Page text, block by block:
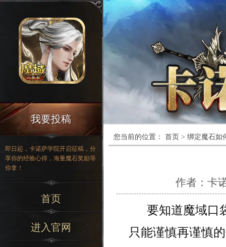
我要投稿
即日起，卡诺萨学院开启征稿，分
享你的经验心得，海量魔石奖励等
你拿！
首页
进入官网
您当前的位置： 首页 > 绑定魔石如
作者： 卡
要知道魔域口
只能谨慎再谨慎